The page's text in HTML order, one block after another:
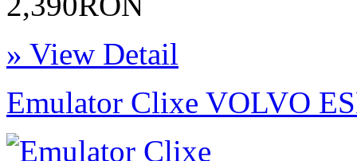
» View Detail
Emulator Clixe VOLVO